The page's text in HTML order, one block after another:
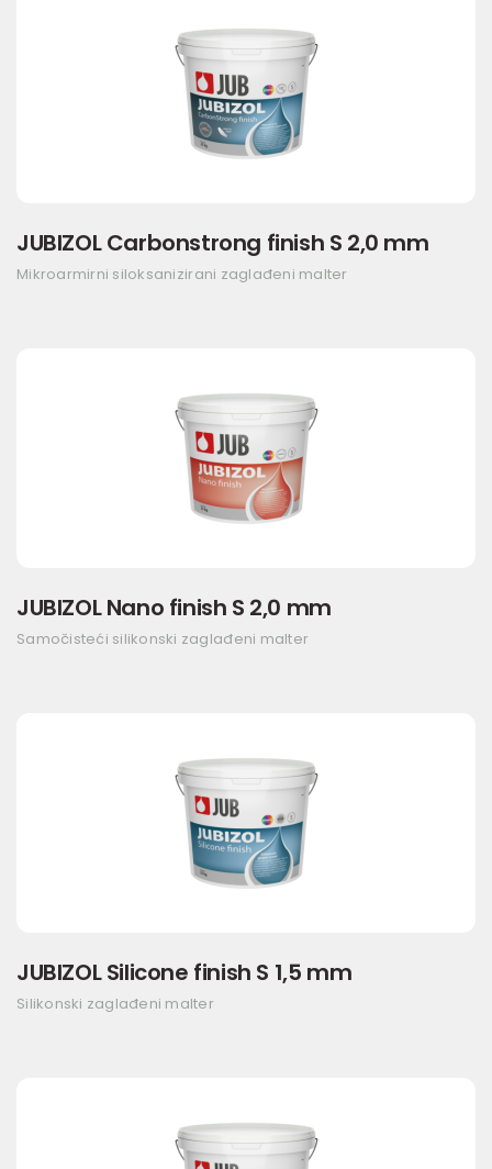
JUBIZOL Carbonstrong finish S 2,0 mm
Mikroarmirni siloksanizirani zaglađeni malter
JUBIZOL Nano finish S 2,0 mm
Samočisteći silikonski zaglađeni malter
JUBIZOL Silicone finish S 1,5 mm
Silikonski zaglađeni malter